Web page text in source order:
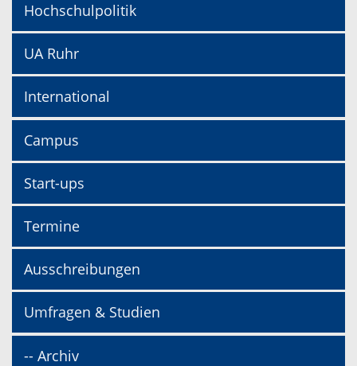
Hochschulpolitik
UA Ruhr
International
Campus
Start-ups
Termine
Ausschreibungen
Umfragen & Studien
-- Archiv